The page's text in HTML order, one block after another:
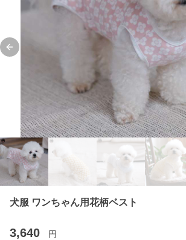
Previous slide
犬服 ワンちゃん用花柄ベスト
3,640 円